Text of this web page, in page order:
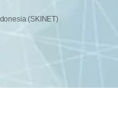
(SKINET)